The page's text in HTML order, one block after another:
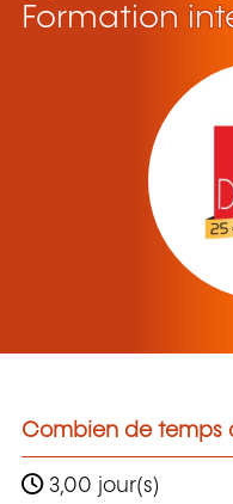
Formation
Combien de temps
3,00 jour(s)